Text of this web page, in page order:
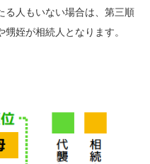
る人もいない場合は、第三順
姪が相続人となります。